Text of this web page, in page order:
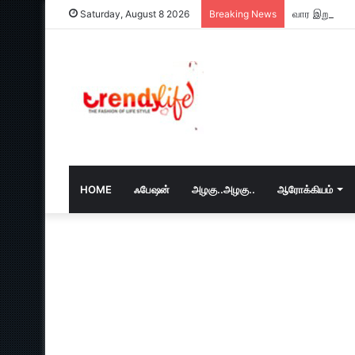
Saturday, August 8 2026 Breaking News வார
HOME ஃபேஷன் அழகு..அழகு.. ஆரோக்கியம்